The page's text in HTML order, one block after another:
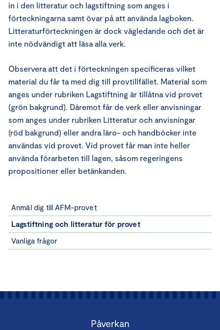
Anmäl dig till AFM-provet
Lagstiftning och litteratur för provet
Vanliga frågor
in i den litteratur och lagstiftning som anges i
förteckningarna samt övar på att använda lagboken.
Litteraturförteckningen är dock vägledande och det är
inte nödvändigt att läsa alla verk.
Observera att det i förteckningen specificeras vilket
material du får ta med dig till provtillfället. Material som
anges under rubriken Lagstiftning är tillåtna vid provet
(grön bakgrund). Däremot får de verk eller anvisningar
som anges under rubriken Litteratur och anvisningar
(röd bakgrund) eller andra läro- och handböcker inte
användas vid provet. Vid provet får man inte heller
använda förarbeten till lagen, såsom regeringens
propositioner eller betänkanden.
Påverkan